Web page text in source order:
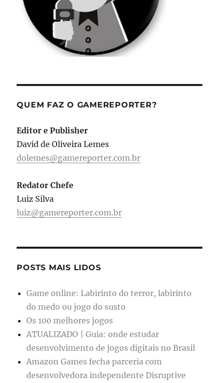
QUEM FAZ O GAMEREPORTER?
Editor e Publisher
David de Oliveira Lemes
dolemes@gamereporter.com.br
Redator Chefe
Luiz Silva
luiz@gamereporter.com.br
POSTS MAIS LIDOS
Game online: Labirinto do terror, labirinto
do medo ou jogo do susto
Os 100 melhores jogos
ATUALIZADO | Guia: onde estudar
desenvolvimento de jogos digitais no Brasil
Amazon Games fecha parceria com
desenvolvedora independente Disruptive